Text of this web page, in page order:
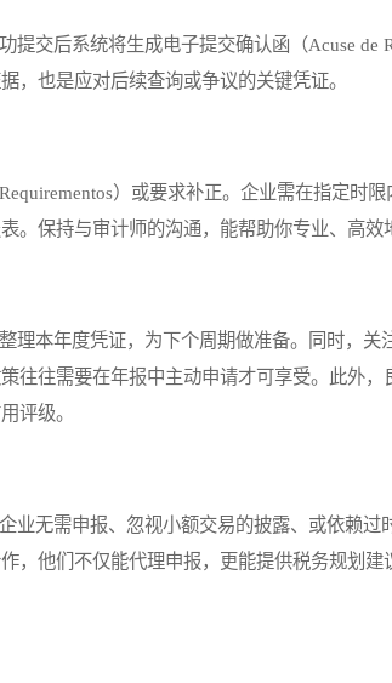
交后系统将生成电子提交确认函（Acuse de
，也是应对后续查询或争议的关键凭证。
）或要求补正。企业需在指定时限
。保持与审计师的沟通，能帮助你专业、高效
本年度凭证，为下个周期做准备。同时，关
往往需要在年报中主动申请才可享受。此外，
评级。
无需申报、忽视小额交易的披露、或依赖过
，他们不仅能代理申报，更能提供税务规划建